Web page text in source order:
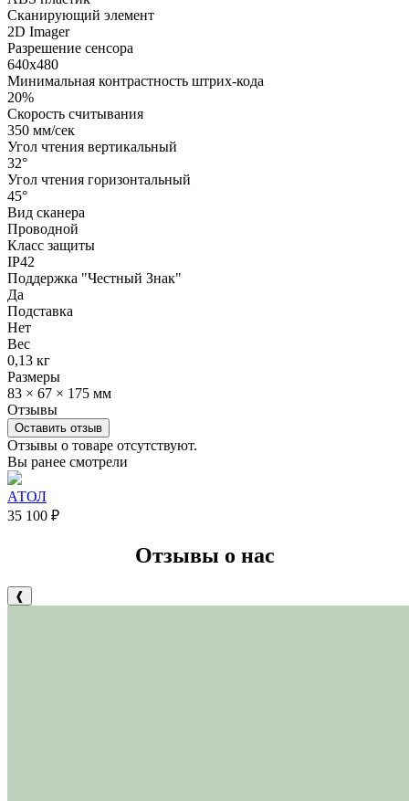
Сканирующий элемент
2D Imager
Разрешение сенсора
640х480
Минимальная контрастность штрих-кода
20%
Скорость считывания
350 мм/сек
Угол чтения вертикальный
32°
Угол чтения горизонтальный
45°
Вид сканера
Проводной
Класс защиты
IP42
Поддержка "Честный Знак"
Да
Подставка
Нет
Вес
0,13 кг
Размеры
83 × 67 × 175 мм
Отзывы
Оставить отзыв
Отзывы о товаре отсутствуют.
Вы ранее смотрели
АТОЛ
35 100 ₽
Отзывы о нас
❰